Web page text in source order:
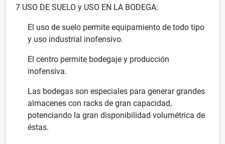
7 USO DE SUELO y USO EN LA BODEGA:
El uso de suelo permite equipamiento de todo tipo
y uso industrial inofensivo.
El centro permite bodegaje y producción
inofensiva.
Las bodegas son especiales para generar grandes
almacenes con racks de gran capacidad,
potenciando la gran disponibilidad volumétrica de
éstas.